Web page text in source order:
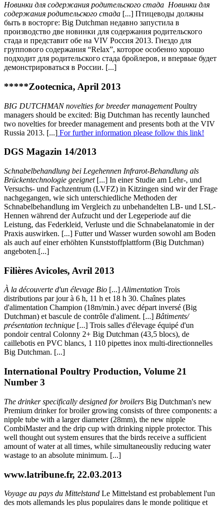
Новинки для содержания родительского стада Новинки для
содержания родительского стада [...] Птицеводы должны
быть в восторге: Big Dutchman недавно запустила в
производство две новинки для содержания родительского
стада и представит обе на VIV Россия 2013. Гнездо для
группового содержания “Relax”, которое особенно хорошо
подходит для родительского стада бройлеров, и впервые будет
демонстрироваться в России. [...]
*****Zootecnica, April 2013
BIG DUTCHMAN novelties for breeder managementPoultry
managers should be excited: Big Dutchman has recently launched
two novelties for breeder management and presents both at the VIV
Russia 2013. [...] For further information please follow this link!
DGS Magazin 14/2013
Schnabelbehandlung bei Legehennen Infrarot-Behandlung als
Brückentechnologie geeignet[...] In einer Studie am Lehr-, und
Versuchs- und Fachzentrum (LVFZ) in Kitzingen sind wir der Frage
nachgegangen, wie sich unterschiedliche Methoden der
Schnabelbehandlung im Vergleich zu unbehandelten LB- und LSL-
Hennen während der Aufzucht und der Legeperiode auf die
Leistung, das Federkleid, Verluste und die Schnabelanatomie in der
Praxis auswirken. [...] Futter und Wasser wurden sowohl am Boden
als auch auf einer erhöhten Kunststoffplattform (Big Dutchman)
angeboten.[...]
Filières Avicoles, Avril 2013
À la découverte d'un élevage Bio [...]Alimentation Trois
distributions par jour à 6 h, 11 h et 18 h 30. Chaînes plates
d'alimentation Champion (18m/min.) avec départ inversé (Big
Dutchman) et bascule de contrôle d'aliment. [...] Bâtiments/
présentation technique [...] Trois salles d'élevage équipé d'un
pondoir central Colonny 2+ Big Dutchman (43,5 blocs), de
caillebotis en PVC blancs, 1 110 pipettes inox multi-directionnelles
Big Dutchman. [...]
International Poultry Production, Volume 21
Number 3
The drinker specifically designed for broilers Big Dutchman's new
Premium drinker for broiler growing consists of three components: a
nipple tube with a larger diameter (28mm), the new nipple
CombiMaster and the drip cup with drinking nipple protector. This
well thought out system ensures that the birds receive a sufficient
amount of water at all times, while simultaneousliy reducing water
wastage to an absolute minimum. [...]
www.latribune.fr, 22.03.2013
Voyage au pays du Mittelstand Le Mittelstand est probablement l'un
des mots allemands les plus populaires dans le monde politique et